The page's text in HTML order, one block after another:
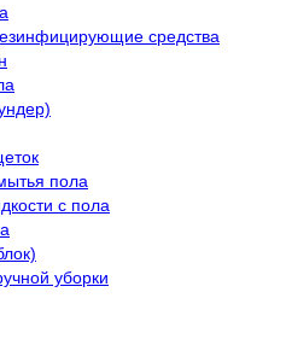
средства
пола
с пола
уборки